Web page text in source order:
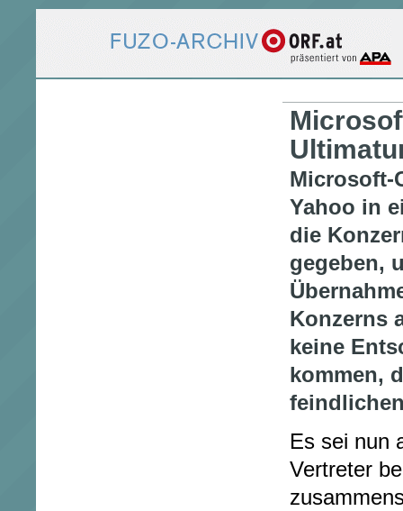
Microsoft-
Yahoo in
die
gegeben,
Konzerns
keine
kommen,
Es sei nun
Vertreter